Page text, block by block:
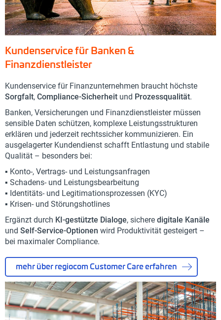
Kundenservice für Banken &
Finanzdienstleister
Kundenservice für Finanzunternehmen braucht höchste
Sorgfalt, Compliance-Sicherheit und Prozessqualität.
Banken, Versicherungen und Finanzdienstleister müssen
sensible Daten schützen, komplexe Leistungsstrukturen
erklären und jederzeit rechtssicher kommunizieren. Ein
ausgelagerter Kundendienst schafft Entlastung und stabile
Qualität – besonders bei:
▪️ Konto-, Vertrags- und Leistungsanfragen
▪️ Schadens- und Leistungsbearbeitung
▪️ Identitäts- und Legitimationsprozessen (KYC)
▪️ Krisen- und Störungshotlines
Ergänzt durch KI-gestützte Dialoge, sichere digitale Kanäle
und Self-Service-Optionen wird Produktivität gesteigert –
bei maximaler Compliance.
mehr über regiocom Customer Care erfahren